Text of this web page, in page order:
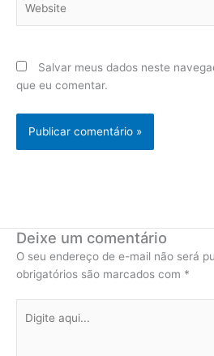
Salvar meus dados neste
que eu comentar.
Deixe um comentário
O seu endereço de e-mail não será
obrigatórios são marcados com *
aqui...